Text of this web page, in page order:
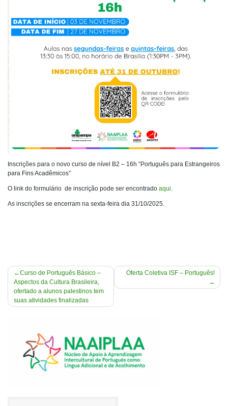
Inscrições para o novo curso de nível B2 – 16h “Português para Estrangeiros
para Fins Acadêmicos”
O link do formulário de inscrição pode ser encontrado aqui.
As inscrições se encerram na sexta-feira dia 31/10/2025.
Navegação
de
Post
Curso de Português Básico –
Aspectos da Cultura Brasileira,
ofertado a alunos palestinos tem
suas atividades finalizadas
Oferta Coletiva ISF – Português!